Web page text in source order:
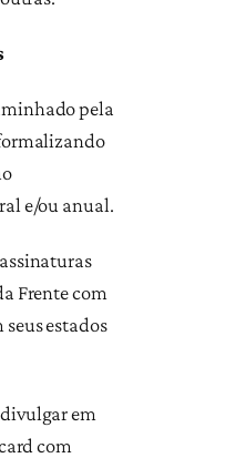
pela
e/ou anual.
Frente com
estados
em
com